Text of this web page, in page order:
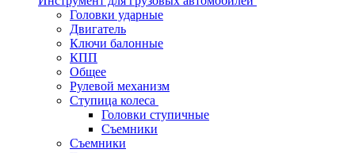
Головки ударные
Двигатель
Ключи балонные
КПП
Общее
Рулевой механизм
Ступица колеса
Головки ступичные
Съемники
Съемники